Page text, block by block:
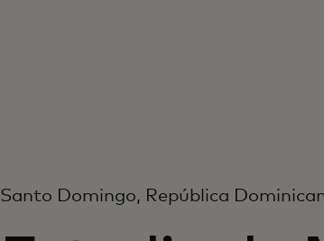
Santo Domingo, República